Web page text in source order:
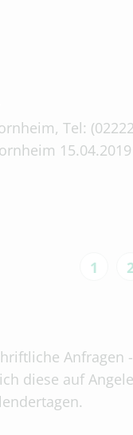
Tel:
1
Anfragen
diese auf